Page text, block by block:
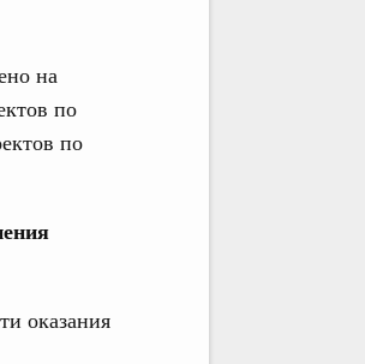
на
по
по
оказания